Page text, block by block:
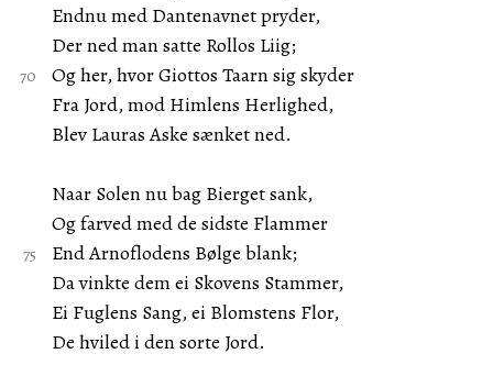
Endnu med Dantenavnet pryder,
Der ned man satte Rollos Liig;
Og her, hvor Giottos Taarn sig skyder
Fra Jord, mod Himlens Herlighed,
Blev Lauras Aske sænket ned.
Naar Solen nu bag Bierget sank,
Og farved med de sidste Flammer
End Arnoflodens Bølge blank;
Da vinkte dem ei Skovens Stammer,
Ei Fuglens Sang, ei Blomstens Flor,
De hviled i den sorte Jord.